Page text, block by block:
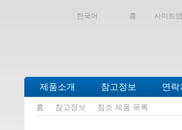
한국어 홈 사이트맵
제품소개 참고정보 연락
홈 참고정보 참조 제품 목록